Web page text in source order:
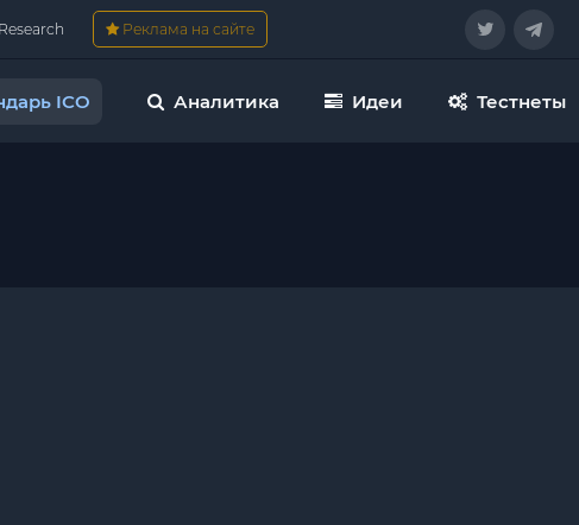
Research Реклама на сайте
ICO Аналитика Идеи Тестнеты